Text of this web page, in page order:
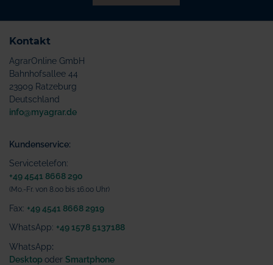
Kontakt
AgrarOnline GmbH
Bahnhofsallee 44
23909 Ratzeburg
Deutschland
info@myagrar.de
Kundenservice:
Servicetelefon:
+49 4541 8668 290
(Mo.-Fr. von 8.00 bis 16.00 Uhr)
Fax: +49 4541 8668 2919
WhatsApp: +49 1578 5137188
WhatsApp:
Desktop oder Smartphone